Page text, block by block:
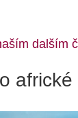
dalším
africké